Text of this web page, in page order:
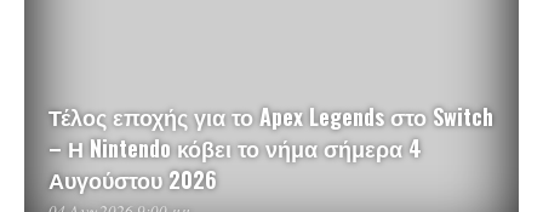
Τέλος εποχής για το Apex Legends στο Switch
– Η Nintendo κόβει το νήμα σήμερα 4
Αυγούστου 2026